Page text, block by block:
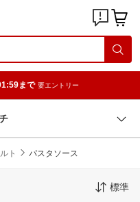
まで 要エントリー
ト パスタソース
標準